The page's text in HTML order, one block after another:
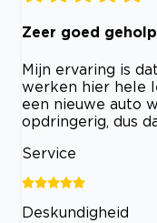
Zeer goed
Mijn ervaring is
werken hier hele
een nieuwe auto
opdringerig, dus
Service
Deskundigheid